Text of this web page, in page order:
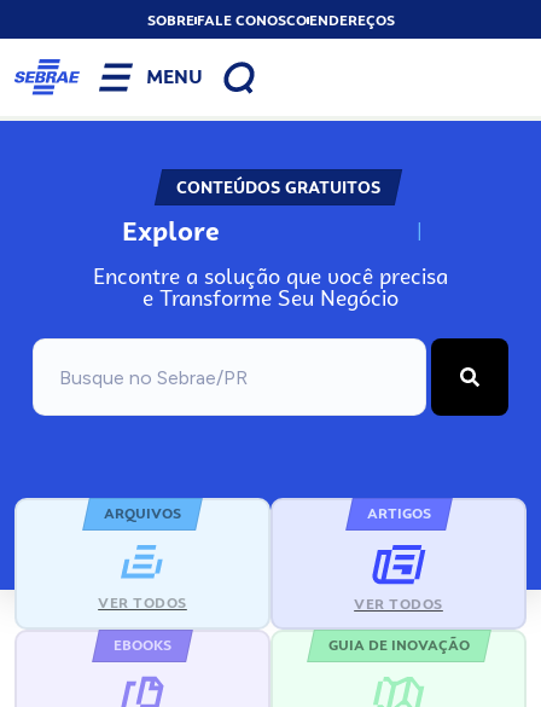
SOBREFALE CONOSCOENDEREÇOS
MENU
CONTEÚDOS GRATUITOS
Explore N
Encontre a solução que você precisa
e Transforme Seu Negócio
ARQUIVOS
VER TODOS
ARTIGOS
VER TODOS
EBOOKS GUIA DE INOVAÇÃO